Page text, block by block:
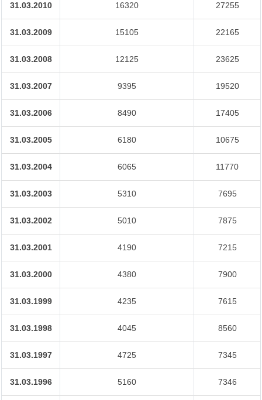
31.03.2010 16320 27255
31.03.2009 15105 22165
31.03.2008 12125 23625
31.03.2007 9395 19520
31.03.2006 8490 17405
31.03.2005 6180 10675
31.03.2004 6065 11770
31.03.2003 5310 7695
31.03.2002 5010 7875
31.03.2001 4190 7215
31.03.2000 4380 7900
31.03.1999 4235 7615
31.03.1998 4045 8560
31.03.1997 4725 7345
31.03.1996 5160 7346